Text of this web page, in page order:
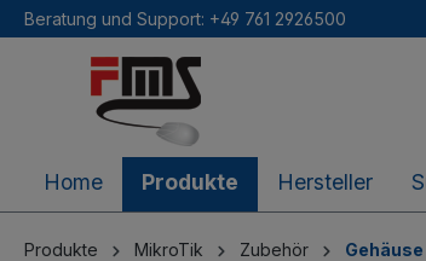
springen
Beratung und Support: +49 761 2926500
Home Produkte Hersteller
Produkte MikroTik Zubehör Gehäuse